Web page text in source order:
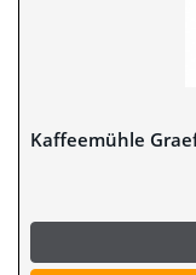
Kaffeemühle